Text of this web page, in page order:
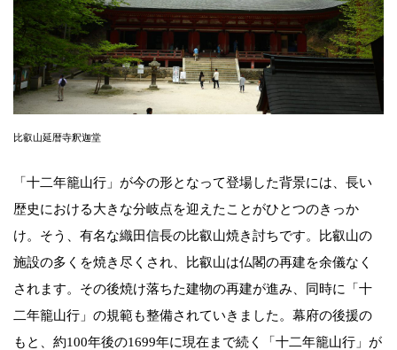
比叡山延暦寺釈迦堂
「十二年籠山行」が今の形となって登場した背景には、長い
歴史における大きな分岐点を迎えたことがひとつのきっか
け。そう、有名な織田信長の比叡山焼き討ちです。比叡山の
施設の多くを焼き尽くされ、比叡山は仏閣の再建を余儀なく
されます。その後焼け落ちた建物の再建が進み、同時に「十
二年籠山行」の規範も整備されていきました。幕府の後援の
もと、約100年後の1699年に現在まで続く「十二年籠山行」が